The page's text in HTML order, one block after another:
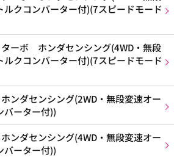
クコンバーター付)(7スピードモード
ボ ホンダセンシング(4WD・無段
クコンバーター付)(7スピードモード
ダセンシング(2WD・無段変速オー
バーター付))
ダセンシング(4WD・無段変速オー
バーター付))